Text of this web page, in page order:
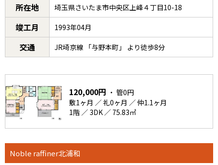
所在地 埼玉県さいたま市中央区上峰４丁目10-18
竣工月 1993年04月
交通 JR埼京線 「与野本町」 より徒歩8分
120,000円 ・ 管0円
敷1ヶ月 ／ 礼0ヶ月 ／ 仲1.1ヶ月
1階 ／ 3DK ／ 75.83㎡
Noble raffiner北浦和